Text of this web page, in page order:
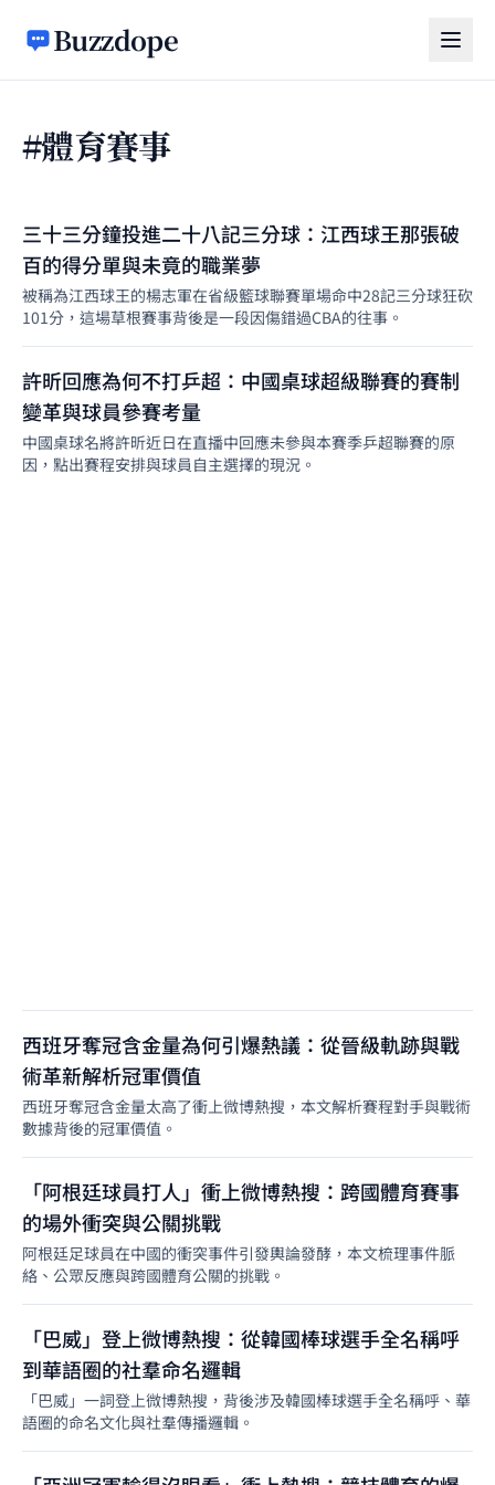
Buzzdope
#體育賽事
三十三分鐘投進二十八記三分球：江西球王那張破
百的得分單與未竟的職業夢
被稱為江西球王的楊志軍在省級籃球聯賽單場命中28記三分球狂砍
101分，這場草根賽事背後是一段因傷錯過CBA的往事。
許昕回應為何不打乒超：中國桌球超級聯賽的賽制
變革與球員參賽考量
中國桌球名將許昕近日在直播中回應未參與本賽季乒超聯賽的原
因，點出賽程安排與球員自主選擇的現況。
西班牙奪冠含金量為何引爆熱議：從晉級軌跡與戰
術革新解析冠軍價值
西班牙奪冠含金量太高了衝上微博熱搜，本文解析賽程對手與戰術
數據背後的冠軍價值。
「阿根廷球員打人」衝上微博熱搜：跨國體育賽事
的場外衝突與公關挑戰
阿根廷足球員在中國的衝突事件引發輿論發酵，本文梳理事件脈
絡、公眾反應與跨國體育公關的挑戰。
「巴威」登上微博熱搜：從韓國棒球選手全名稱呼
到華語圈的社羣命名邏輯
「巴威」一詞登上微博熱搜，背後涉及韓國棒球選手全名稱呼、華
語圈的命名文化與社羣傳播邏輯。